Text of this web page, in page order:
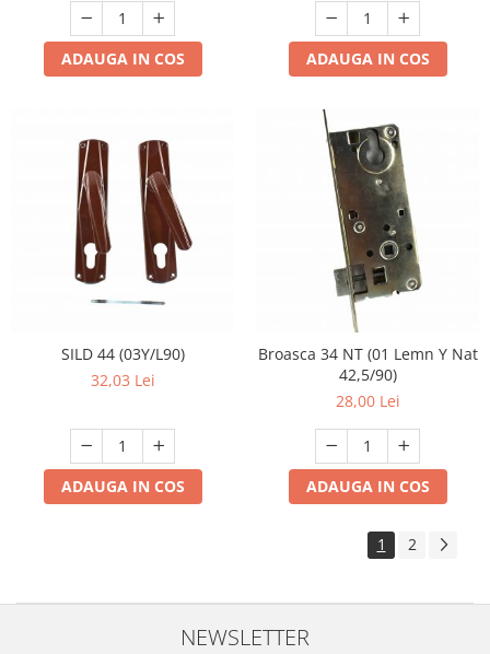
ADAUGA IN COS ADAUGA IN COS
SILD 44 (03Y/L90)
32,03 Lei
ADAUGA IN COS
Broasca 34 NT (01 Lemn Y Nat
42,5/90)
28,00 Lei
ADAUGA IN COS
1 2
NEWSLETTER